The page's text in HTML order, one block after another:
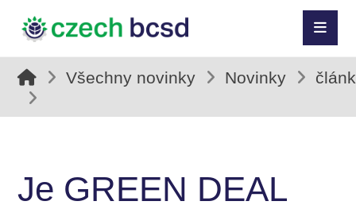
Všechny novinky Novinky
Je GREEN DEAL